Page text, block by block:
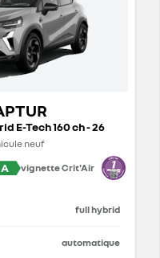
E-Tech 160 ch - 26
neuf
A vignette Crit'Air
full hybrid
automatique